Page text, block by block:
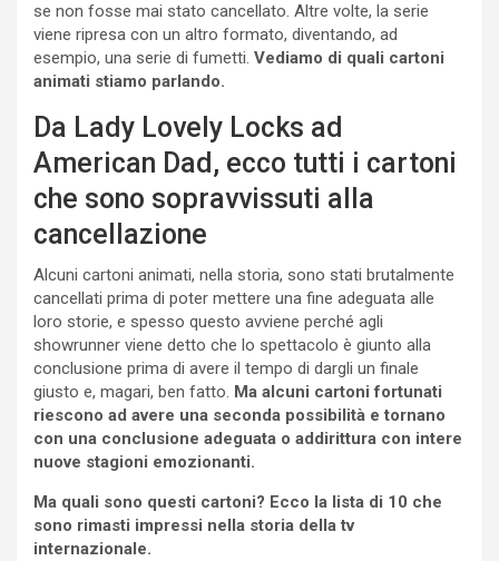
se non fosse mai stato cancellato. Altre volte, la serie
viene ripresa con un altro formato, diventando, ad
esempio, una serie di fumetti. Vediamo di quali cartoni
animati stiamo parlando.
Da Lady Lovely Locks ad
American Dad, ecco tutti i cartoni
che sono sopravvissuti alla
cancellazione
Alcuni cartoni animati, nella storia, sono stati brutalmente
cancellati prima di poter mettere una fine adeguata alle
loro storie, e spesso questo avviene perché agli
showrunner viene detto che lo spettacolo è giunto alla
conclusione prima di avere il tempo di dargli un finale
giusto e, magari, ben fatto. Ma alcuni cartoni fortunati
riescono ad avere una seconda possibilità e tornano
con una conclusione adeguata o addirittura con intere
nuove stagioni emozionanti.
Ma quali sono questi cartoni? Ecco la lista di 10 che
sono rimasti impressi nella storia della tv
internazionale.